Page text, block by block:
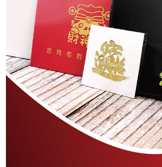
每筆NT$150，滿NT$1,500(含以上)免運費